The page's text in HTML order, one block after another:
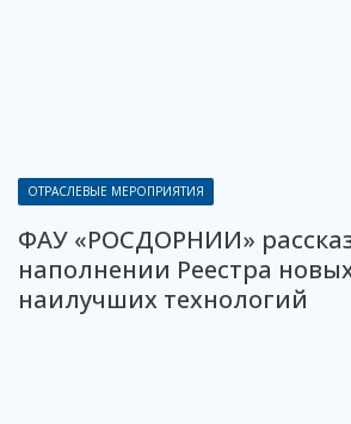
ОТРАСЛЕВЫЕ МЕРОПРИЯТИЯ
ФАУ «РОСДОРНИИ»
наполнении Реестра
наилучших технологий